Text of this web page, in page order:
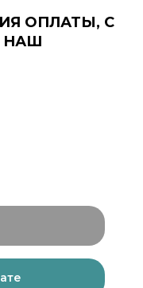
ОПЛАТЫ, С
НАШ